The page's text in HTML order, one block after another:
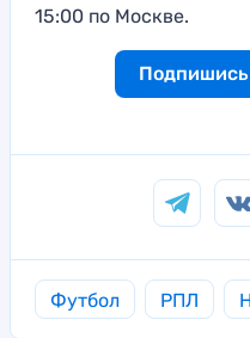
15:00 по Москве.
Подпишись
Футбол РПЛ